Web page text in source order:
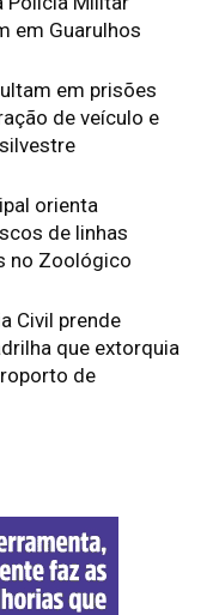
em Guarulhos
em prisões
de veículo e
orienta
de linhas
no Zoológico
Civil prende
que extorquia
de